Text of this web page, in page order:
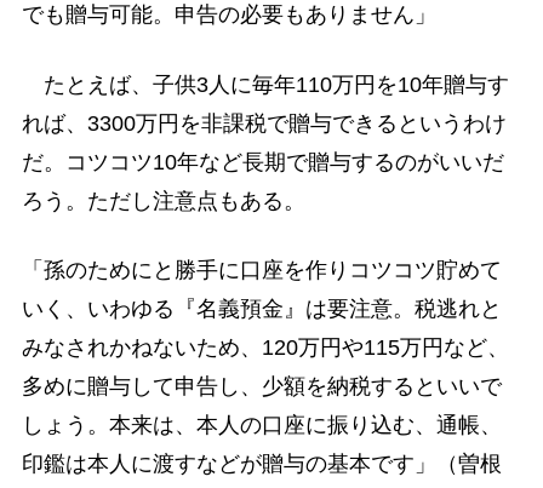
でも贈与可能。申告の必要もありません」
たとえば、子供3人に毎年110万円を10年贈与す
れば、3300万円を非課税で贈与できるというわけ
だ。コツコツ10年など長期で贈与するのがいいだ
ろう。ただし注意点もある。
「孫のためにと勝手に口座を作りコツコツ貯めて
いく、いわゆる『名義預金』は要注意。税逃れと
みなされかねないため、120万円や115万円など、
多めに贈与して申告し、少額を納税するといいで
しょう。本来は、本人の口座に振り込む、通帳、
印鑑は本人に渡すなどが贈与の基本です」（曽根